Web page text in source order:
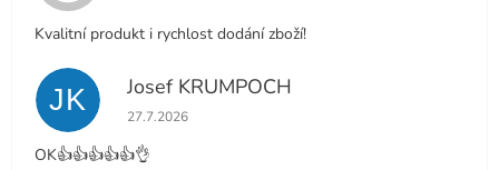
Kvalitní produkt i rychlost dodání zboží!
JK Josef KRUMPOCH
Hodnocení obchodu je 5 z 5 hvězdiček.
27.7.2026
OK👍👍👍👍👍👌